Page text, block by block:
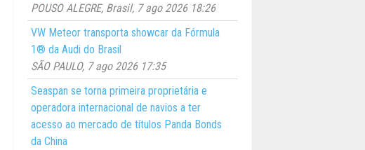
POUSO ALEGRE, Brasil, 7 ago 2026 18:26
VW Meteor transporta showcar da Fórmula
1® da Audi do Brasil
SÃO PAULO, 7 ago 2026 17:35
Seaspan se torna primeira proprietária e
operadora internacional de navios a ter
acesso ao mercado de títulos Panda Bonds
da China